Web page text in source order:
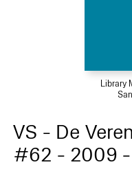
Library
VS - De
#62 - 2009